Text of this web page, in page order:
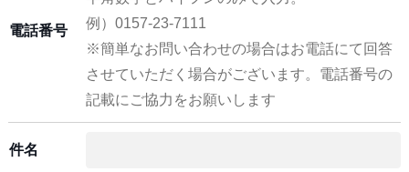
電話番号
例）0157-23-7111
※簡単なお問い合わせの場合はお電話にて回答
させていただく場合がございます。電話番号の
記載にご協力をお願いします
件名